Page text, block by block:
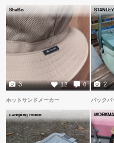
ShaBo
12 0
3
STANLEY
2
ホットサンドメーカー
camping moon
バックパ